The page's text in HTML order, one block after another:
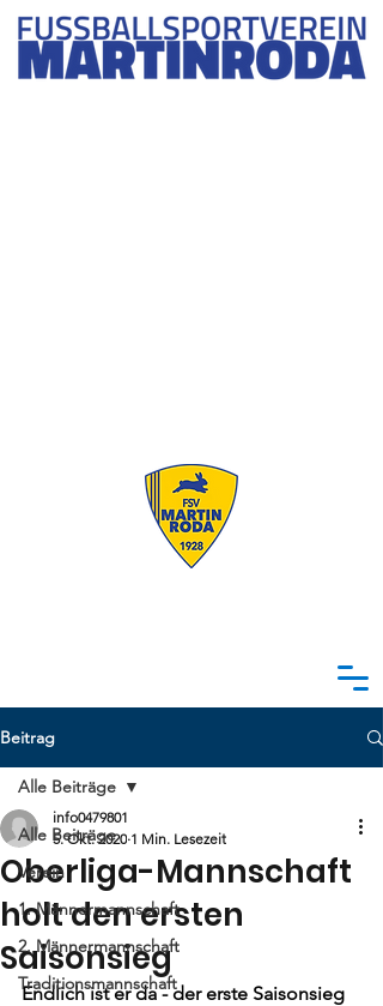
Beitrag
Alle Beiträge
Verein
1. Männermannschaft
2. Männermannschaft
Traditionsmannschaft
Alle Beiträge
Oberliga-Mannschaft
holt den ersten
Saisonsieg
info0479801
5. Okt. 2020 1 Min. Lesezeit
Endlich ist er da - der erste Saisonsieg